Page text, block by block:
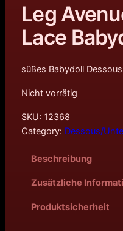
Leg
Lace
süßes Babydoll
Nicht vorrätig
SKU: 12368
Category: Dessous/
Beschreibung
Zusätzliche
Produktsicherheit